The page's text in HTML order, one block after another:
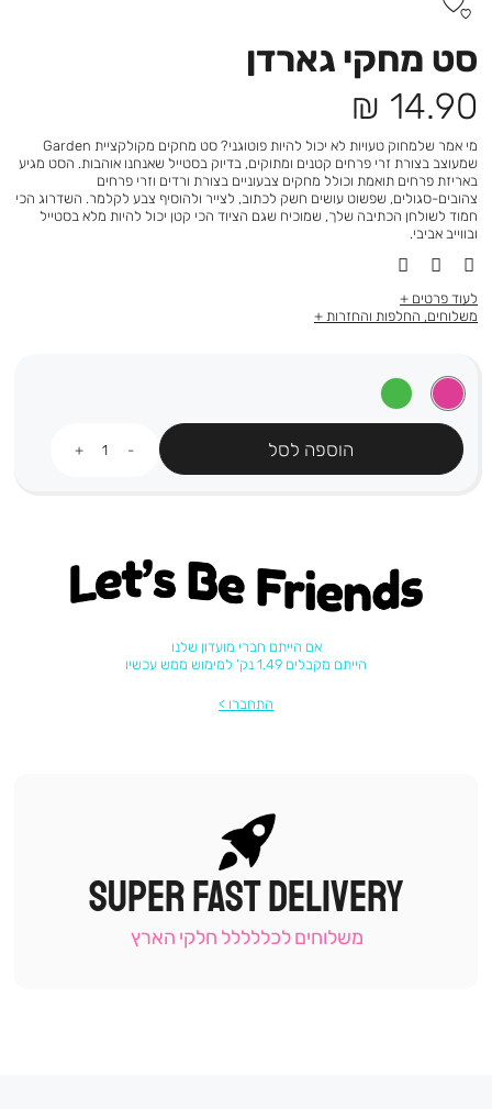
סט מחקי גארדן
מחיר
מוצר
14.90 ₪
מי אמר שלמחוק טעויות לא יכול להיות פוטוגני? סט מחקים מקולקציית Garden
שמעוצב בצורת זרי פרחים קטנים ומתוקים, בדיוק בסטייל שאנחנו אוהבות. הסט מגיע
באריזת פרחים תואמת וכולל מחקים צבעוניים בצורת ורדים וזרי פרחים
צהובים-סגולים, שפשוט עושים חשק לכתוב, לצייר ולהוסיף צבע לקלמר. השדרוג הכי
חמוד לשולחן הכתיבה שלך, שמוכיח שגם הציוד הכי קטן יכול להיות מלא בסטייל
ובווייב אביבי.
לעוד פרטים
משלוחים, החלפות והחזרות
הוספה לסל
Let's be friends
אם הייתם חברי מועדון שלנו
הייתם מקבלים 1.49 נק' למימוש ממש עכשיו
התחברו
|
תומכי
-
SUPER FAST DELIVERY
משלוחים לכללללל חלקי הארץ